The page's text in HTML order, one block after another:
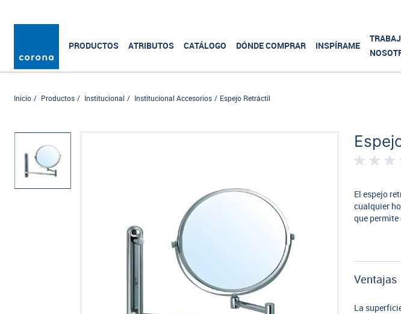
PRODUCTOS ATRIBUTOS CATÁLOGO DÓNDE COMPRAR INSPÍRAME
Inicio Productos Institucional Institucional Accesorios Espejo Retráctil
El espejo
cualquier
que
Ventajas
La